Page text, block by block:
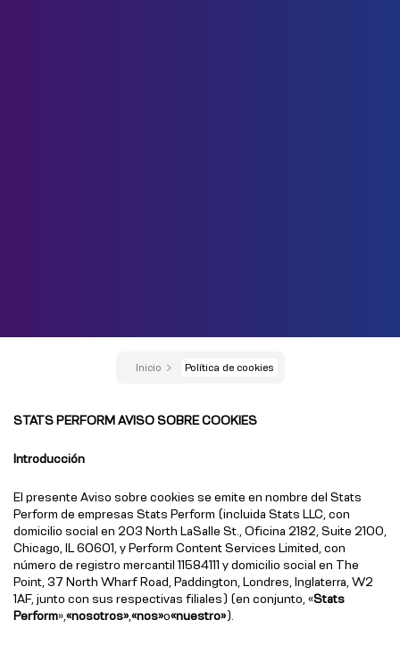
Inicio Política de cookies
STATS PERFORM AVISO SOBRE COOKIES
Introducción
El presente Aviso sobre cookies se emite en nombre del Stats
Perform de empresas Stats Perform (incluida Stats LLC, con
domicilio social en 203 North LaSalle St., Oficina 2182, Suite 2100,
Chicago, IL 60601, y Perform Content Services Limited, con
número de registro mercantil 11584111 y domicilio social en The
Point, 37 North Wharf Road, Paddington, Londres, Inglaterra, W2
1AF, junto con sus respectivas filiales) (en conjunto, «Stats
Perform»,«nosotros»«nos»o«nuestro»).